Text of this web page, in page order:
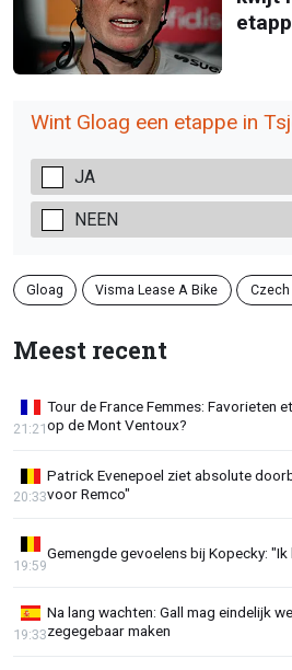
Wint Gloag een etappe in
JA
NEEN
Gloag Visma Lease A Bike Czech
Meest recent
Tour de France Femmes: Favorieten
op de Mont Ventoux?
21:21
Patrick Evenepoel ziet absolute
voor Remco"
20:33
Gemengde gevoelens bij Kopecky:
19:59
Na lang wachten: Gall mag eindelijk
zegegebaar maken
19:33